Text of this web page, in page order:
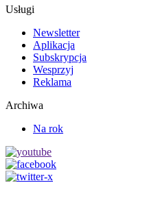
Usługi
Newsletter
Aplikacja
Subskrypcja
Wesprzyj
Reklama
Archiwa
Na rok